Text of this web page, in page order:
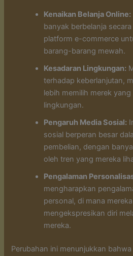
Kenaikan Belanja Online:
banyak berbelanja
platform e-commerce
barang-barang mewah.
Kesadaran Lingkungan:
terhadap keberlanjutan,
lebih memilih merek
lingkungan.
Pengaruh Media Sosial:
sosial berperan besar
pembelian, dengan
oleh tren yang mereka
Pengalaman
mengharapkan
personal, di mana
mengekspresikan diri
mereka.
Perubahan ini menunjukkan